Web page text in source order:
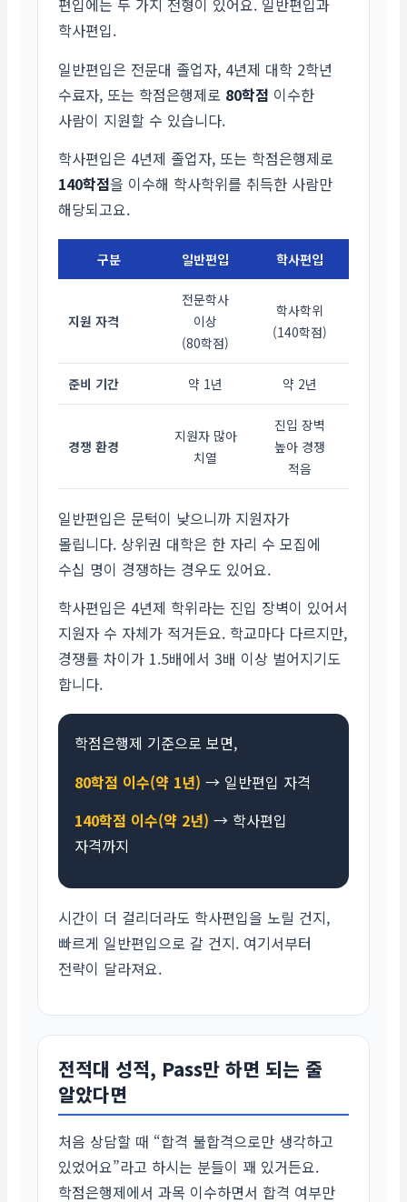
편입에는 두 가지 전형이 있어요. 일반편입과
학사편입.
일반편입은 전문대 졸업자, 4년제 대학 2학년
수료자, 또는 학점은행제로 80학점 이수한
사람이 지원할 수 있습니다.
학사편입은 4년제 졸업자, 또는 학점은행제로
140학점을 이수해 학사학위를 취득한 사람만
해당되고요.
구분 일반편입 학사편입
지원 자격
전문학사
이상
(80학점)
학사학위
(140학점)
준비 기간 약 1년 약 2년
경쟁 환경
지원자 많아
치열
진입 장벽
높아 경쟁
적음
일반편입은 문턱이 낮으니까 지원자가
몰립니다. 상위권 대학은 한 자리 수 모집에
수십 명이 경쟁하는 경우도 있어요.
학사편입은 4년제 학위라는 진입 장벽이 있어서
지원자 수 자체가 적거든요. 학교마다 다르지만,
경쟁률 차이가 1.5배에서 3배 이상 벌어지기도
합니다.
학점은행제 기준으로 보면,
80학점 이수(약 1년) → 일반편입 자격
140학점 이수(약 2년) → 학사편입
자격까지
시간이 더 걸리더라도 학사편입을 노릴 건지,
빠르게 일반편입으로 갈 건지. 여기서부터
전략이 달라져요.
전적대 성적, Pass만 하면 되는 줄
알았다면
처음 상담할 때 “합격 불합격으로만 생각하고
있었어요”라고 하시는 분들이 꽤 있거든요.
학점은행제에서 과목 이수하면서 합격 여부만